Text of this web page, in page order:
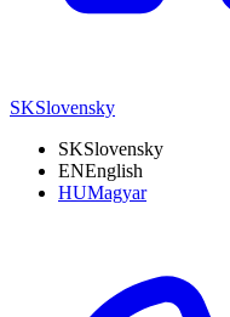
SKSlovensky
SKSlovensky
ENEnglish
HUMagyar